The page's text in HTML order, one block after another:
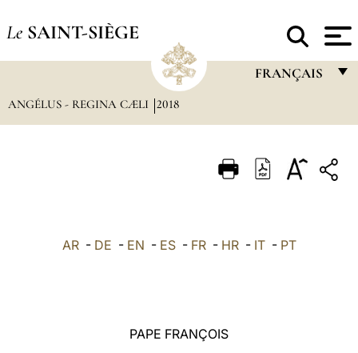
Le SAINT-SIÈGE
FRANÇAIS
ITALIANO
ANGÉLUS - REGINA CÆLI 2018
AR- DE - EN - ES- FR- HR- IT- PT
PAPE FRANÇOIS